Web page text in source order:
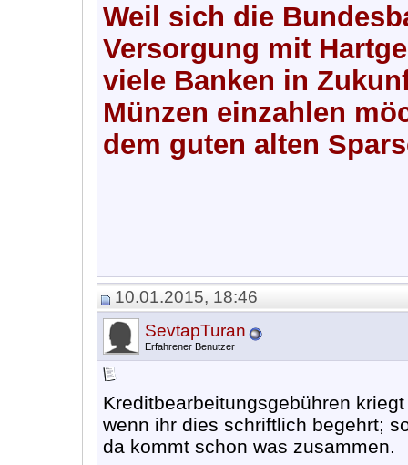
Weil sich die
Versorgung mit
viele Banken in
Münzen einzahlen
dem guten alten
10.01.2015, 18:46
SevtapTuran
Erfahrener Benutzer
Kreditbearbeitungsgebühren
wenn ihr dies schriftlich begehrt;
da kommt schon was zusammen.